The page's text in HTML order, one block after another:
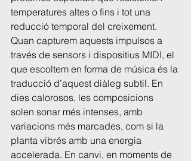
temperatures altes o fins i tot una
reducció temporal del creixement.
Quan capturem aquests impulsos a
través de sensors i dispositius MIDI, el
que escoltem en forma de música és la
traducció d’aquest diàleg subtil. En
dies calorosos, les composicions
solen sonar més intenses, amb
variacions més marcades, com si la
planta vibrés amb una energia
accelerada. En canvi, en moments de